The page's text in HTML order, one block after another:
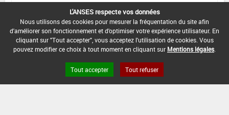
Maïs:
Fractionnement possible sans dépasser la dose
maximale autorisée
DATE D'AUTORISATION DE L'USAGE :
L'ANSES respecte vos données
Nous utilisons des cookies pour mesurer la fréquentation du site afin
d'améliorer son fonctionnement et d'optimiser votre expérience utilisateur. En
cliquant sur "Tout accepter", vous acceptez l'utilisation de cookies. Vous
pouvez modifier ce choix à tout moment en cliquant sur Mentions légales
Tout accepter Tout refuser